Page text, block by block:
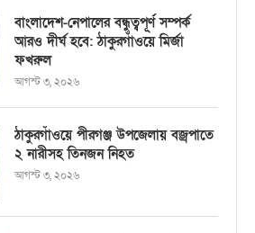
বাংলাদেশ-নেপালের বন্ধুত্বপূর্ণ সম্পর্ক
আরও দীর্ঘ হবে: ঠাকুরগাঁওয়ে মির্জা
ফখরুল
আগস্ট ৩, ২০২৬
ঠাকুরগাঁওয়ে পীরগঞ্জ উপজেলায় বজ্রপাতে
২ নারীসহ তিনজন নিহত
আগস্ট ৩, ২০২৬